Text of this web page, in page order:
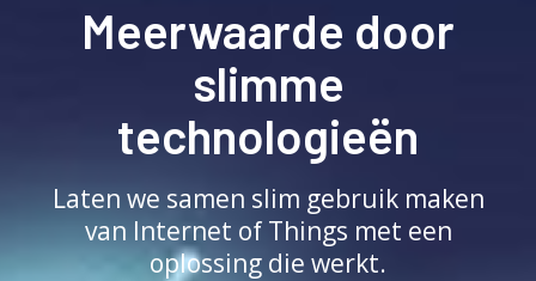
Meerwaarde door
slimme
technologieën
Laten we samen slim gebruik maken
van Internet of Things met een
oplossing die werkt.